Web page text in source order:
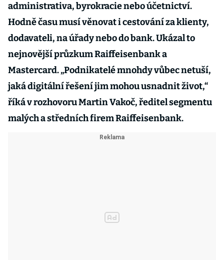
administrativa, byrokracie nebo účetnictví.
Hodně času musí věnovat i cestování za klienty,
dodavateli, na úřady nebo do bank. Ukázal to
nejnovější průzkum Raiffeisenbank a
Mastercard. „Podnikatelé mnohdy vůbec netuší,
jaká digitální řešení jim mohou usnadnit život,“
říká v rozhovoru Martin Vakoč, ředitel segmentu
malých a středních firem Raiffeisenbank.